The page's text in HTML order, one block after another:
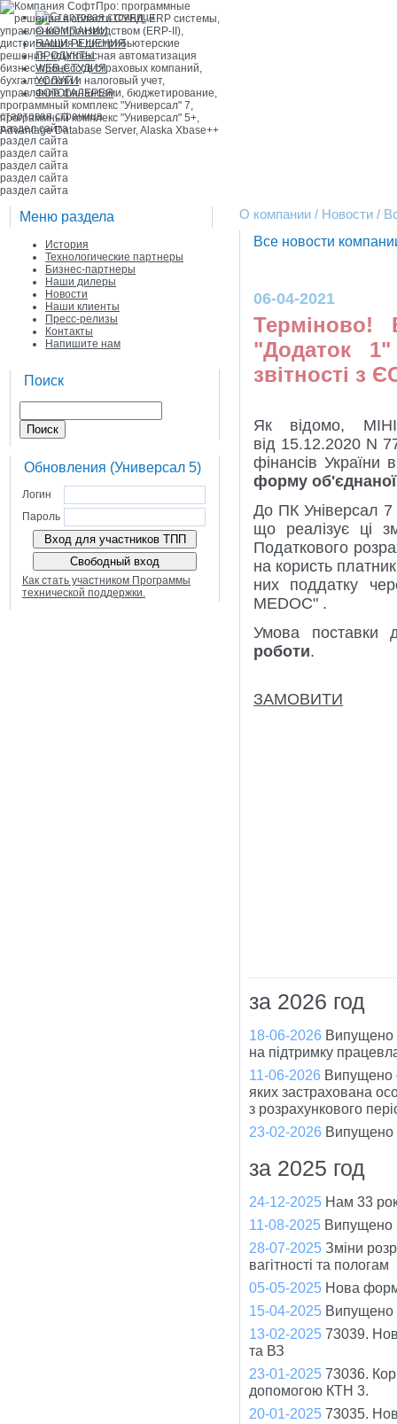
О КОМПАНИИ
НАШИ РЕШЕНИЯ
ПРОДУКТЫ
WEB-СТУДИЯ
УСЛУГИ
ФОТОГАЛЕРЕЯ
стартовая страница
раздел сайта
раздел сайта
раздел сайта
раздел сайта
раздел сайта
раздел сайта
Меню раздела
История
Технологические партнеры
Бизнес-партнеры
Наши дилеры
Новости
Наши клиенты
Пресс-релизы
Контакты
Напишите нам
Поиск
Обновления (Универсал 5)
Логин
Пароль
Как стать участником Программы
технической поддержки.
О компании / Новости /
Все новости
06-04-2021
Терміново!
"Додаток
звітності з
Як відомо,
від 15.12.2020 N
фінансів
форму
До ПК Універсал
що реалізує ці
Податкового
на користь
них поддатку
MEDOC" .
Умова поставки
роботи.
ЗАМОВИТИ
за 2026 год
18-06-2026 Випущено
на підтримку
11-06-2026 Випущено
яких застрахована
з розрахункового
23-02-2026 Випущено
за 2025 год
24-12-2025 Нам 33
11-08-2025 Випущено
28-07-2025 Зміни
вагітності та пологам
05-05-2025 Нова
15-04-2025 Випущено
13-02-2025 73039.
та ВЗ
23-01-2025 73036.
допомогою КТН 3.
20-01-2025 73035.